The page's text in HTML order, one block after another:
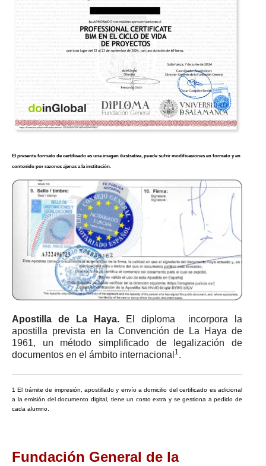
El presente formato de certificado es una imagen ilustrativa, puede sufrir modificaciones en formato y en
contenido por razones ajenas a la institución.
Apostilla de La Haya. El diploma incorpora la
apostilla prevista en la Convención de La Haya de
1961, un método simplificado de legalización de
documentos en el ámbito internacional 1.
1 El trámite de impresión, apostillado y envío a domicilio del certificado es adicional
a la emisión del documento digital, tiene un costo extra y se gestiona a pedido de
cada alumno.
Fundación General de la